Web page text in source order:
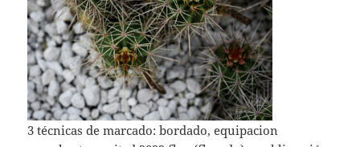
3 técnicas de marcado: bordado, equipacion